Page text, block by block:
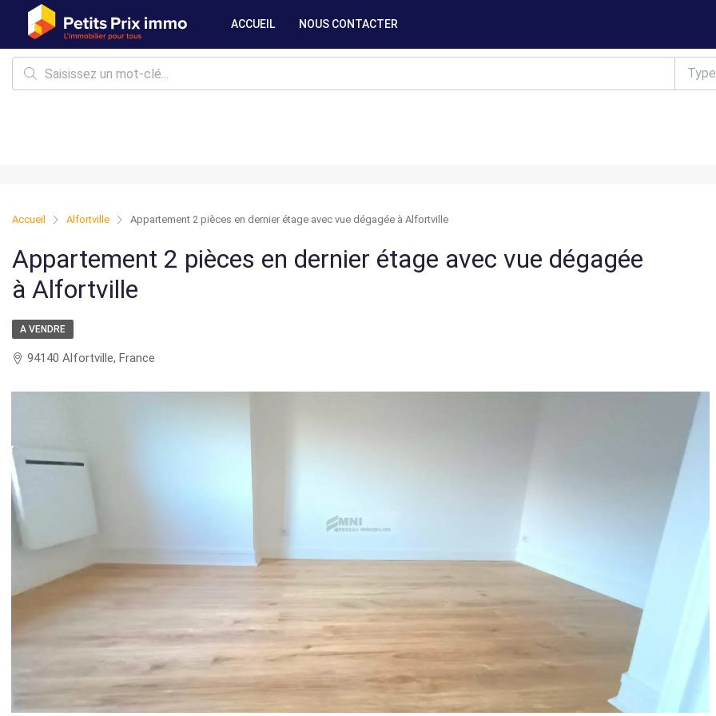
ACCUEIL NOUS CONTACTER
Type
Accueil Alfortville Appartement 2 pièces en dernier étage avec vue dégagée à Alfortville
Appartement 2 pièces en dernier étage avec vue dégagée
à Alfortville
A VENDRE
94140 Alfortville, France